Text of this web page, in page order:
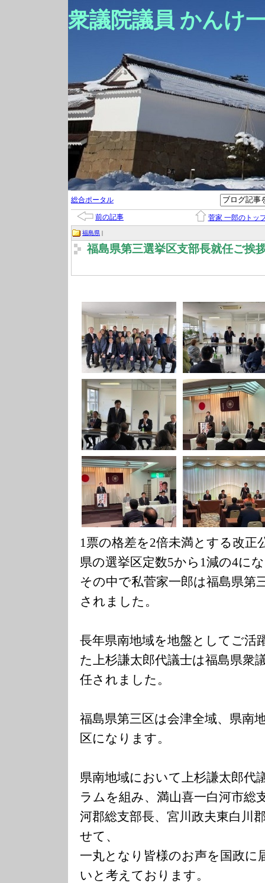
衆議院議員 かんけ
総合ポータル
前の記事 菅家 一郎のトッ
福島県 |
福島県第三選挙区支部長就任ご挨
1票の格差を2倍未満とする改正
県の選挙区定数5から1減の4に
その中で私菅家一郎は福島県第
されました。
長年県南地域を地盤としてご活
た上杉謙太郎代議士は福島県衆
任されました。
福島県第三区は会津全域、県南
区になります。
県南地域において上杉謙太郎代
ラムを組み、満山喜一白河市総
河郡総支部長、宮川政夫東白川
せて、
一丸となり皆様のお声を国政に
いと考えております。